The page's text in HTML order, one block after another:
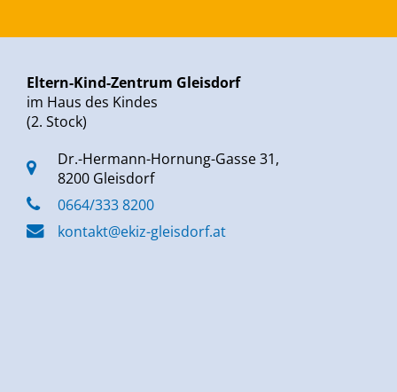
Eltern-Kind-Zentrum Gleisdorf
im Haus des Kindes
(2. Stock)
Dr.-Hermann-Hornung-Gasse 31,
8200 Gleisdorf
0664/333 8200
kontakt@ekiz-gleisdorf.at